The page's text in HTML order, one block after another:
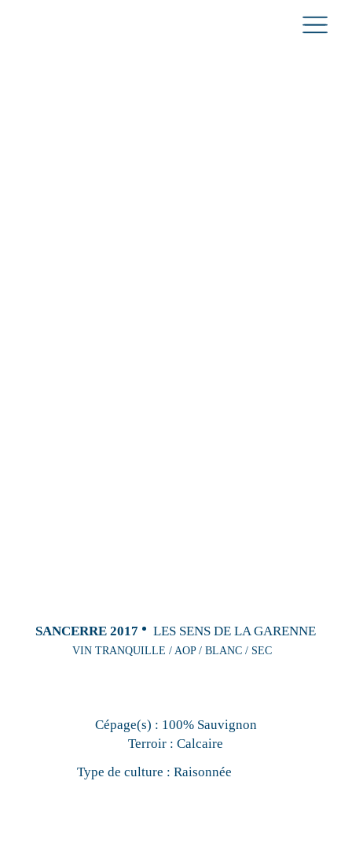
SANCERRE 2017 LES SENS DE LA GARENNE
VIN TRANQUILLE / AOP / BLANC / SEC
Cépage(s) : 100% Sauvignon
Terroir : Calcaire
Type de culture : Raisonnée